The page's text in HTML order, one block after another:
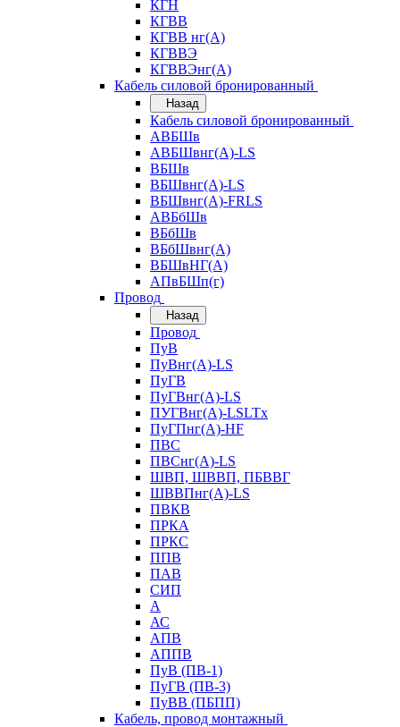
КГН
КГВВ
КГВВ нг(А)
КГВВЭ
КГВВЭнг(А)
Кабель силовой бронированный
Назад
Кабель силовой бронированный
АВБШв
АВБШвнг(А)-LS
ВБШв
ВБШвнг(А)-LS
ВБШвнг(А)-FRLS
АВБбШв
ВБбШв
ВБбШвнг(А)
ВБШвНГ(А)
АПвБШп(г)
Провод
Назад
Провод
ПуВ
ПуВнг(А)-LS
ПуГВ
ПуГВнг(А)-LS
ПУГВнг(А)-LSLTx
ПуГПнг(А)-HF
ПВС
ПВСнг(А)-LS
ШВП, ШВВП, ПБВВГ
ШВВПнг(А)-LS
ПВКВ
ПРКА
ПРКС
ППВ
ПАВ
СИП
А
АС
АПВ
АППВ
ПуВ (ПВ-1)
ПуГВ (ПВ-3)
ПуВВ (ПБПП)
Кабель, провод монтажный